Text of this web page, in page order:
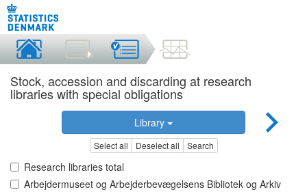
Stock, accession and discarding at research
libraries with special obligations
Library
Select all Deselect all Search
Research libraries total
Arbejdermuseet og Arbejderbevægelsens Bibliotek og Arkiv